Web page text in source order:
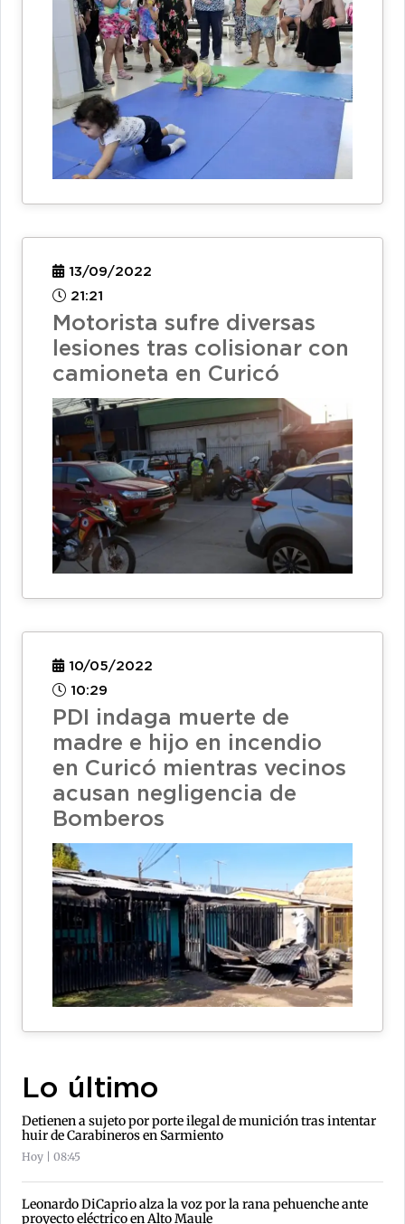
13/09/2022
21:21
Motorista sufre diversas
lesiones tras colisionar con
camioneta en Curicó
10/05/2022
10:29
PDI indaga muerte de
madre e hijo en incendio
en Curicó mientras vecinos
acusan negligencia de
Bomberos
Lo último
Detienen a sujeto por porte ilegal de munición tras intentar
huir de Carabineros en Sarmiento
Hoy | 08:45
Leonardo DiCaprio alza la voz por la rana pehuenche ante
proyecto eléctrico en Alto Maule